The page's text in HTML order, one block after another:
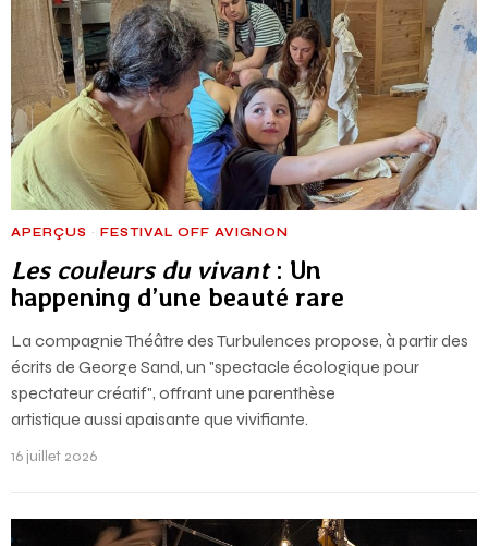
APERÇUS · FESTIVAL OFF AVIGNON
Les couleurs du vivant: Un
happening d’une beauté rare
La compagnie Théâtre des Turbulences propose, à partir des
écrits de George Sand, un "spectacle écologique pour
spectateur créatif", offrant une parenthèse
artistique aussi apaisante que vivifiante.
16 juillet 2026